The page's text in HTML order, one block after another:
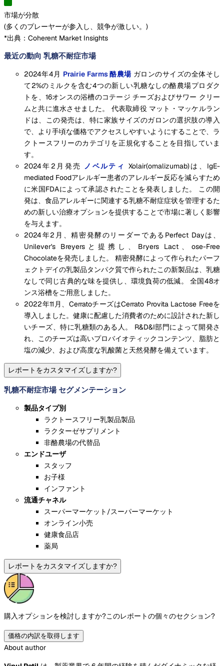
市場が分散
(多くのプレーヤーが参入し、競争が激しい。 )
*出典：Coherent Market Insights
最近の動向 乳糖不耐症市場
2024年4月 Prairie Farms 酪農場ガロンのサイズの全体そし
て2%のミルクを含む4つの新しい乳糖なしの酪農場プロダク
トを、16オンスの浴槽のコテージ チーズおよびサワー クリー
ムと共に進水させました。 代表取締役 マット・マッケルラン
ドは、この発売は、特に家族サイズのガロンの選択肢の導入
で、より手頃な価格でアクセスしやすいようにすることで、ラ
クトースフリーのカテゴリを正規化することを目指していま
す。
2024年2月発売
ノベルティ
Xolair(omalizumab)は、IgE-
mediated Foodアレルギー患者のアレルギー反応を減らすため
に米国FDAによって承認されたことを発表しました。 この開
発は、食品アレルギーに関連する乳糖不耐症症状を管理するた
めの新しい治療オプションを提供することで市場に著しく影響
を与えます。
2024年2月、精密発酵のリーダーであるPerfect Dayは、
Unilever's Breyersと提携し、Bryers Lact、ose-Free
Chocolateを発売しました。 精密発酵によって作られたパーフ
ェクトデイの乳製品タンパク質で作られたこの新製品は、乳糖
なしで同じ古典的な味を提供し、環境負荷の低減。 全国48オ
ンス浴槽をご用意しました。
2022年11月、CerratoチーズはCerrato Provita Lactose Freeを
導入しました。健康に配慮した消費者のために設計された新し
いチーズ、特に乳糖類のある人。 R&D&I部門によって開発さ
れ、このチーズは高いプロバイオティックコンテンツ、脂肪と
塩の減少、および高度な乳酸菌と天然発酵を備えています。
レポートをカスタマイズしますか?
乳糖不耐症市場 セグメンテーション
製品タイプ別
ラクトースフリー乳製品製品
ラクターゼサプリメント
非酪農場の代替品
エンドユーザ
スタッフ
お子様
インファント
流通チャネル
スーパーマーケット/スーパーマーケット
オンライン小売
健康食品店
薬局
レポートをカスタマイズしますか?
購入オプションを検討しますか?このレポートの個々のセクション?
価格の内訳を取得します
About author